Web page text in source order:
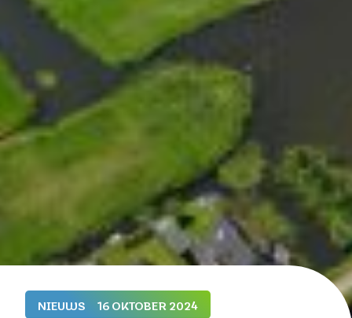
NIEUWS 16 OKTOBER 2024